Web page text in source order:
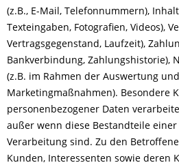
(z.B., E-Mail, Telefonnummern),
Texteingaben, Fotografien, Videos),
Vertragsgegenstand, Laufzeit),
Bankverbindung, Zahlungshistorie),
(z.B. im Rahmen der Auswertung
Marketingmaßnahmen). Besondere
personenbezogener Daten
außer wenn diese Bestandteile
Verarbeitung sind. Zu den
Kunden, Interessenten sowie deren